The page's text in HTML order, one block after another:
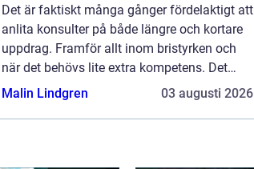
Det är faktiskt många gånger fördelaktigt att
anlita konsulter på både längre och kortare
uppdrag. Framför allt inom bristyrken och
när det behövs lite extra kompetens. Det
gäller dock att hi...
Malin Lindgren 03 augusti 2026